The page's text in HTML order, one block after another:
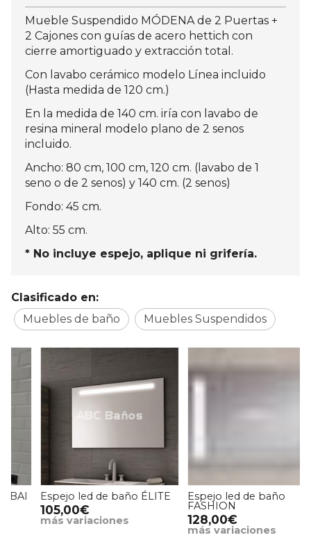
Mueble Suspendido MÓDENA de 2 Puertas +
2 Cajones con guías de acero hettich con
cierre amortiguado y extracción total.
Con lavabo cerámico modelo Línea incluido
(Hasta medida de 120 cm.)
En la medida de 140 cm. iría con lavabo de
resina mineral modelo plano de 2 senos
incluido.
Ancho: 80 cm, 100 cm, 120 cm. (lavabo de 1
seno o de 2 senos) y 140 cm. (2 senos)
Fondo: 45 cm.
Alto: 55 cm.
* No incluye espejo, aplique ni grifería.
Clasificado en:
Muebles de baño
Muebles Suspendidos
Espejo led de baño ÉLITE
105,00€
más variaciones
Espejo led de baño
FASHION
128,00€
más variaciones